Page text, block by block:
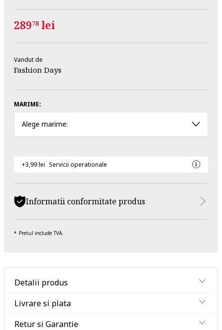
28978 lei
Vandut de
Fashion Days
MARIME:
Alege marime:
+3,99 lei Servicii operationale
Informatii conformitate produs
Pretul include TVA.
Detalii produs
Livrare si plata
Retur si Garantie